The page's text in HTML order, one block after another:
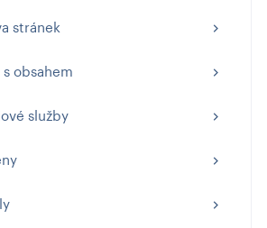
stránek
s obsahem
služby